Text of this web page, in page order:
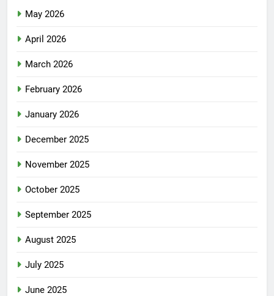
May 2026
April 2026
March 2026
February 2026
January 2026
December 2025
November 2025
October 2025
September 2025
August 2025
July 2025
June 2025